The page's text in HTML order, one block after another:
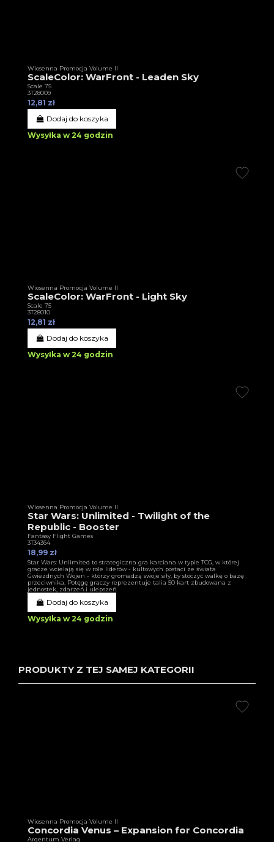
Wiosenna Promocja Volume II
ScaleColor: WarFront - Leaden Sky
Scale 75
3T28009
12,81 zł
Dodaj do koszyka
Wysyłka w 24 godzin
Wiosenna Promocja Volume II
ScaleColor: WarFront - Light Sky
Scale 75
3T28010
12,81 zł
Dodaj do koszyka
Wysyłka w 24 godzin
Wiosenna Promocja Volume II
Star Wars: Unlimited - Twilight of the
Republic - Booster
Fantasy Flight Games
3T34364
18,99 zł
Star Wars: Unlimited to strategiczna gra karciana w typie TCG, w której
gracze wcielają się w role liderów - kultowych postaci ze świata
Gwiezdnych Wojen - którzy gromadzą swoje siły, by stoczyć walkę o bazę
przeciwnika. Potęgę graczy reprezentuje talia 50 kart zbudowana z
jednostek, zdarzeń i ulepszeń.
Dodaj do koszyka
Wysyłka w 24 godzin
PRODUKTY Z TEJ SAMEJ KATEGORII
Wiosenna Promocja Volume II
Concordia Venus – Expansion for Concordia
Argentum Verlag